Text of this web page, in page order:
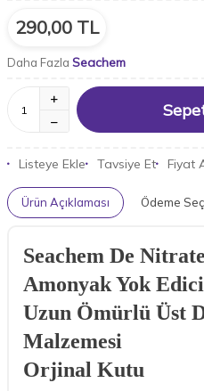
290,00 TL
Daha Fazla Seachem
Listeye Ekle Tavsiye Et Fiyat
Ürün Açıklaması Ödeme
Seachem De
Amonyak Yok Edici
Uzun Ömürlü Üst
Malzemesi
Orjinal Kutu